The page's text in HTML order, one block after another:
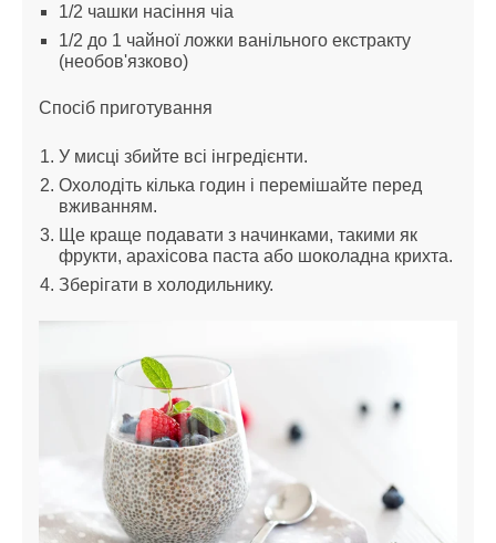
1/2 чашки насіння чіа
1/2 до 1 чайної ложки ванільного екстракту
(необов'язково)
Спосіб приготування
У мисці збийте всі інгредієнти.
Охолодіть кілька годин і перемішайте перед
вживанням.
Ще краще подавати з начинками, такими як
фрукти, арахісова паста або шоколадна крихта.
Зберігати в холодильнику.